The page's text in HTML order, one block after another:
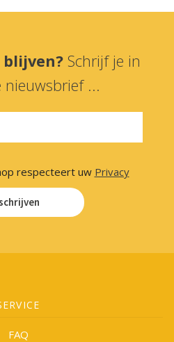
blijven? Schrijf je in
nieuwsbrief ...
respecteert uw Privacy
FAQ